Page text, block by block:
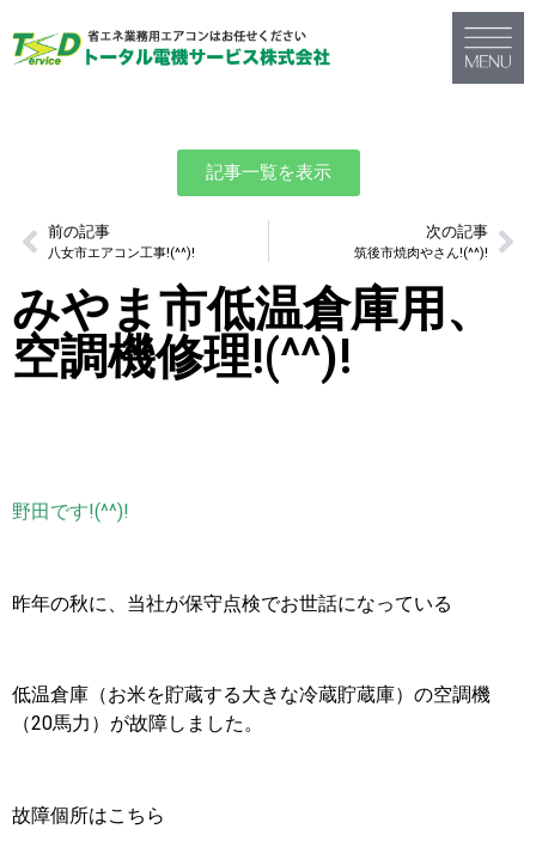
記事一覧を表示
前の記事
八女市エアコン工事!(^^)!
次の記事
筑後市焼肉やさん!(^^)!
みやま市低温倉庫用、
空調機修理!(^^)!
野田です!(^^)!
昨年の秋に、当社が保守点検でお世話になっている
低温倉庫（お米を貯蔵する大きな冷蔵貯蔵庫）の空調機
（20馬力）が故障しました。
故障個所はこちら